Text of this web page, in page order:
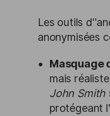
Les outils
anonymisées
Masquage
mais
John Smith
protégeant